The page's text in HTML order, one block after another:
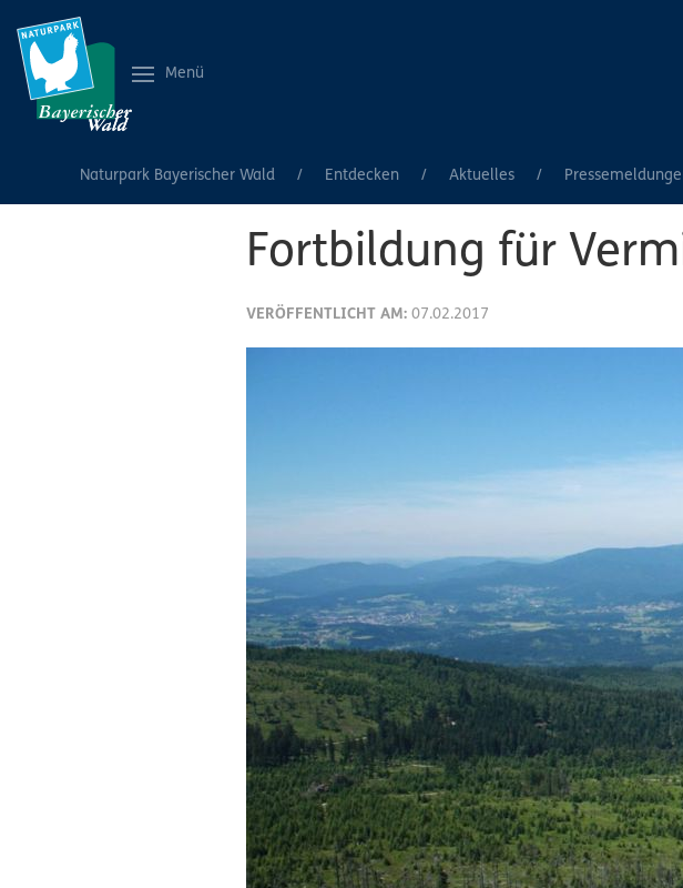
Menü
Naturpark Bayerischer Wald Entdecken Aktuelles
Fortbildung für
VERÖFFENTLICHT AM: 07.02.2017